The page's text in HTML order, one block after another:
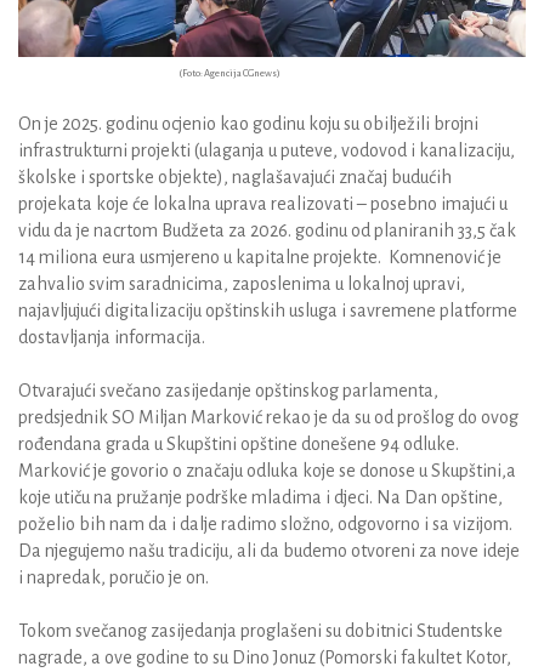
(Foto: Agencija CGnews)
On je 2025. godinu ocjenio kao godinu koju su obilježili brojni
infrastrukturni projekti (ulaganja u puteve, vodovod i kanalizaciju,
školske i sportske objekte), naglašavajući značaj budućih
projekata koje će lokalna uprava realizovati – posebno imajući u
vidu da je nacrtom Budžeta za 2026. godinu od planiranih 33,5 čak
14 miliona eura usmjereno u kapitalne projekte. Komnenović je
zahvalio svim saradnicima, zaposlenima u lokalnoj upravi,
najavljujući digitalizaciju opštinskih usluga i savremene platforme
dostavljanja informacija.
Otvarajući svečano zasijedanje opštinskog parlamenta,
predsjednik SO Miljan Marković rekao je da su od prošlog do ovog
rođendana grada u Skupštini opštine donešene 94 odluke.
Marković je govorio o značaju odluka koje se donose u Skupštini,a
koje utiču na pružanje podrške mladima i djeci. Na Dan opštine,
poželio bih nam da i dalje radimo složno, odgovorno i sa vizijom.
Da njegujemo našu tradiciju, ali da budemo otvoreni za nove ideje
i napredak, poručio je on.
Tokom svečanog zasijedanja proglašeni su dobitnici Studentske
nagrade, a ove godine to su Dino Jonuz (Pomorski fakultet Kotor,